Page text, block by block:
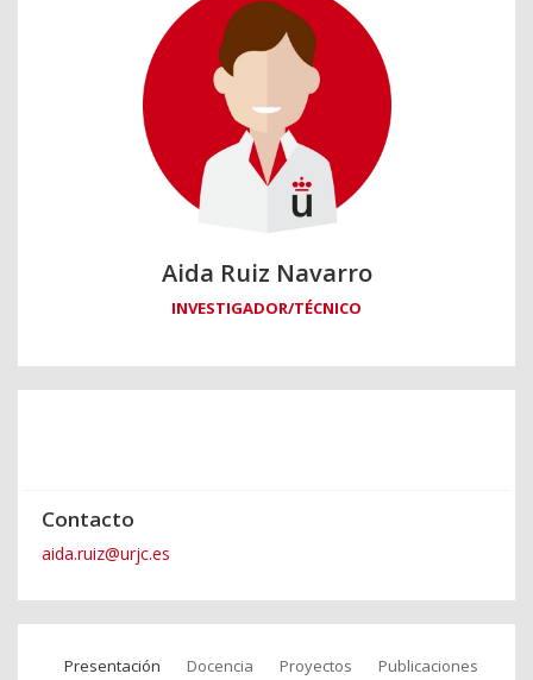
Aida Ruiz Navarro
INVESTIGADOR/TÉCNICO
Contacto
aida.ruiz@urjc.es
Presentación Docencia Proyectos Publicaciones